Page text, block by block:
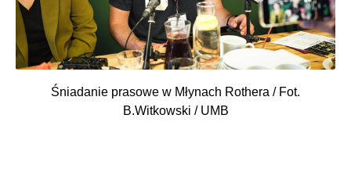
Śniadanie prasowe w Młynach Rothera / Fot.
B.Witkowski / UMB